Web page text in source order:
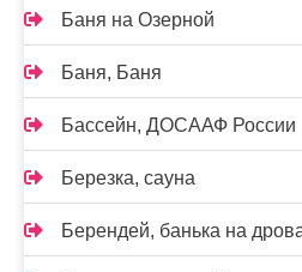
Баня на Озерной
Баня, Баня
Бассейн, ДОСААФ России
Березка, сауна
Берендей, банька на